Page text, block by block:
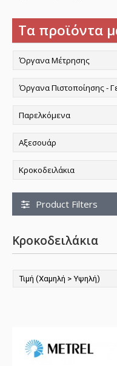
Τα προϊόντα
Product Filters
Κροκοδειλάκια